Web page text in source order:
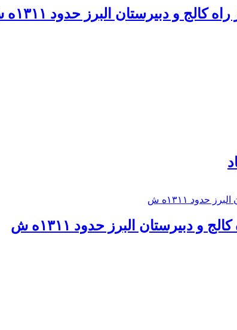
و دبيرستان البرز حدود ۱۳۱۱ه ش
دبيرستان البرز حدود ۱۳۱۱ه ش